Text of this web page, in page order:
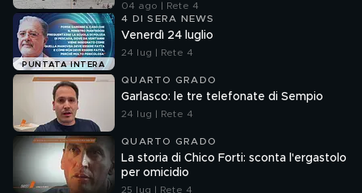
04 ago | Rete 4
PUNTATA INTERA
4 DI SERA NEWS
Venerdì 24 luglio
24 lug | Rete 4
QUARTO GRADO
Garlasco: le tre telefonate di Sempio
24 lug | Rete 4
QUARTO GRADO
La storia di Chico Forti: sconta l'ergastolo
per omicidio
25 lug | Rete 4